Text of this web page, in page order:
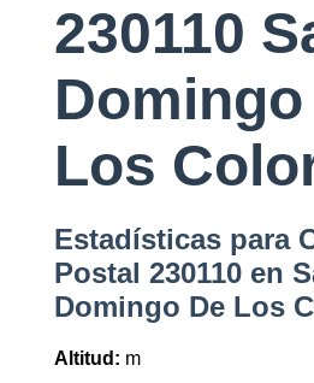
230110
Domingo
Los
Estadísticas para
Postal 230110 en
Domingo De Los
Altitud: m